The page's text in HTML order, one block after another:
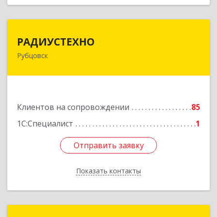
РАДИУСТЕХНО
Рубцовск
Клиентов на сопровождении
85
1С:Специалист
1
Отправить заявку
Показать контакты
658225, Алтайский край, Рубцовск г, Ленина пр-
Отправить заявку
Назад